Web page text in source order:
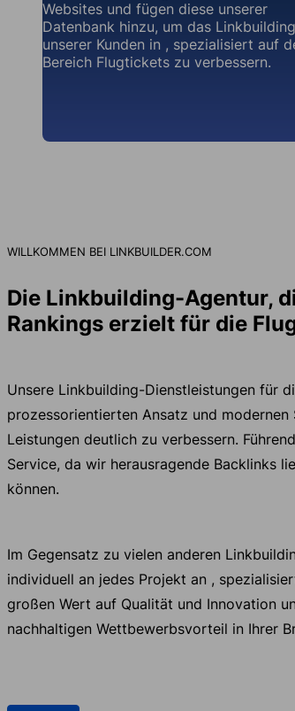
Websites und fügen diese unserer
Datenbank hinzu, um das Linkbuilding
unserer Kunden in , spezialisiert auf
Bereich Flugtickets zu verbessern.
WILLKOMMEN BEI LINKBUILDER.COM
Die Linkbuilding-Agentur,
Rankings erzielt für die
Unsere Linkbuilding-Dienstleistungen für
prozessorientierten Ansatz und
Leistungen deutlich zu verbessern.
Service, da wir herausragende Backlinks
können.
Im Gegensatz zu vielen anderen
individuell an jedes Projekt an ,
großen Wert auf Qualität und Innovation
nachhaltigen Wettbewerbsvorteil in Ihrer